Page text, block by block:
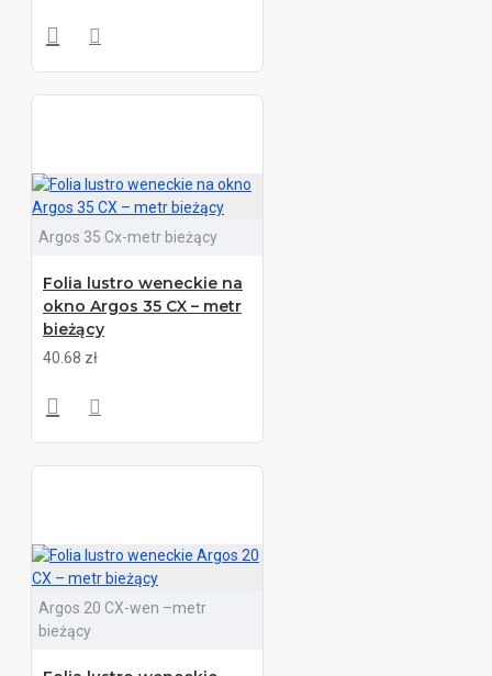
Argos 35 Cx-metr bieżący
Folia lustro weneckie na
okno Argos 35 CX – metr
bieżący
40.68 zł
Argos 20 CX-wen –metr
bieżący